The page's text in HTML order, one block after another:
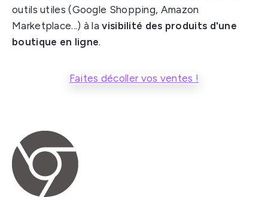
outils utiles (Google Shopping, Amazon
Marketplace...) à lavisibilité des produits d'une
boutique en ligne.
Faites décoller vos ventes !